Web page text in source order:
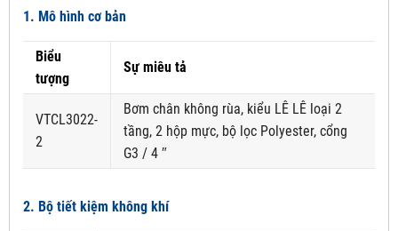
1. Mô hình cơ bản
Biểu
tượng
Sự miêu tả
VTCL3022-
2
Bơm chân không rùa, kiểu LÊ LÊ loại 2
tầng, 2 hộp mực, bộ lọc Polyester, cổng
G3 / 4 ″
2. Bộ tiết kiệm không khí